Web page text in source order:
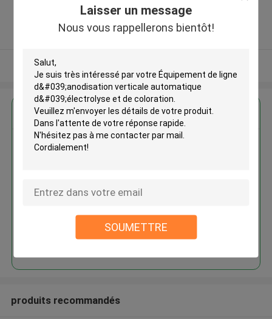
Laisser un message
Nous vous rappellerons bientôt!
SOUMETTRE
,LA CHINE
Fournisseur vérifié
coloration
Continuer
produits recommandés